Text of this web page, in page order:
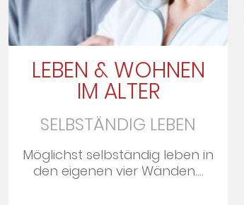
LEBEN & WOHNEN
IM ALTER
SELBSTÄNDIG LEBEN
Möglichst selbständig leben in
den ei­ge­nen vier Wän­den....